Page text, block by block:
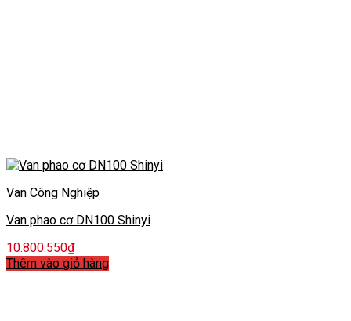
Van Công Nghiệp
Van phao cơ DN100 Shinyi
10.800.550₫
Thêm vào giỏ hàng